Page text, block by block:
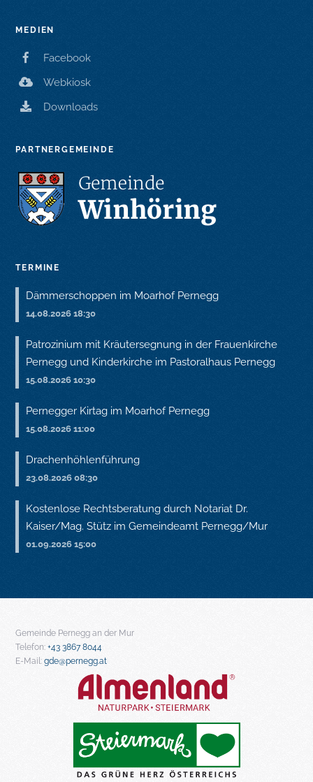
MEDIEN
Facebook
Webkiosk
Downloads
PARTNERGEMEINDE
TERMINE
Dämmerschoppen im Moarhof Pernegg
14.08.2026 18:30
Patrozinium mit Kräutersegnung in der Frauenkirche
Pernegg und Kinderkirche im Pastoralhaus Pernegg
15.08.2026 10:30
Pernegger Kirtag im Moarhof Pernegg
15.08.2026 11:00
Drachenhöhlenführung
23.08.2026 08:30
Kostenlose Rechtsberatung durch Notariat Dr.
Kaiser/Mag. Stütz im Gemeindeamt Pernegg/Mur
01.09.2026 15:00
Gemeinde Pernegg an der Mur
Telefon: +43 3867 8044
E-Mail: gde@pernegg.at